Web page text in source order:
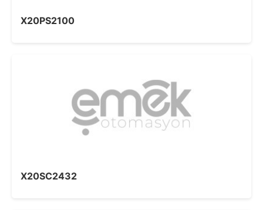
X20PS2100
X20SC2432